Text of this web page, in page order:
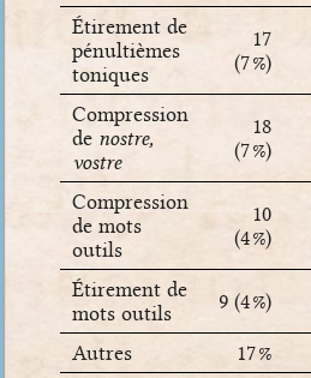
Étirement de
pénultièmes
toniques
17
(7 %)
Compression
de nostre,
vostre
18
(7 %)
Compression
de mots
outils
10
(4 %)
Étirement de
mots outils
9 (4 %)
Autres
17 %